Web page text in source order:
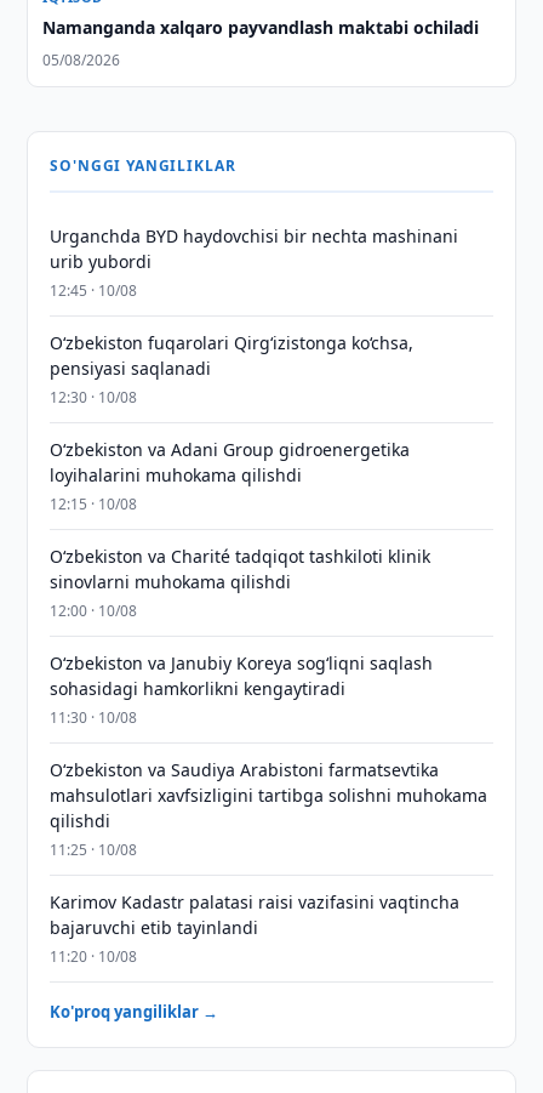
Namanganda xalqaro payvandlash maktabi ochiladi
05/08/2026
SO'NGGI YANGILIKLAR
Urganchda BYD haydovchisi bir nechta mashinani
urib yubordi
12:45 · 10/08
O‘zbekiston fuqarolari Qirg‘izistonga ko‘chsa,
pensiyasi saqlanadi
12:30 · 10/08
Oʻzbekiston va Adani Group gidroenergetika
loyihalarini muhokama qilishdi
12:15 · 10/08
Oʻzbekiston va Charité tadqiqot tashkiloti klinik
sinovlarni muhokama qilishdi
12:00 · 10/08
Oʻzbekiston va Janubiy Koreya sogʻliqni saqlash
sohasidagi hamkorlikni kengaytiradi
11:30 · 10/08
Oʻzbekiston va Saudiya Arabistoni farmatsevtika
mahsulotlari xavfsizligini tartibga solishni muhokama
qilishdi
11:25 · 10/08
Karimov Kadastr palatasi raisi vazifasini vaqtincha
bajaruvchi etib tayinlandi
11:20 · 10/08
Ko'proq yangiliklar →